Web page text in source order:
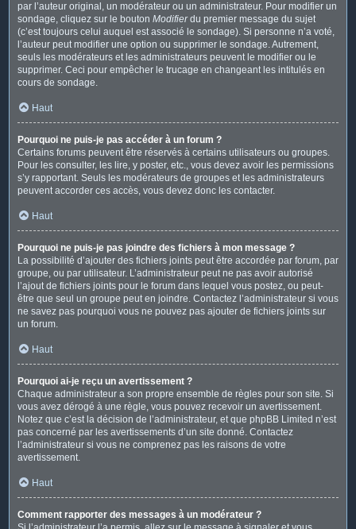
par l’auteur original, un modérateur ou un administrateur. Pour modifier un
sondage, cliquez sur le bouton Modifierdu premier message du sujet
(c’est toujours celui auquel est associé le sondage). Si personne n’a voté,
l’auteur peut modifier une option ou supprimer le sondage. Autrement,
seuls les modérateurs et les administrateurs peuvent le modifier ou le
supprimer. Ceci pour empêcher le trucage en changeant les intitulés en
cours de sondage.
Haut
Pourquoi ne puis-je pas accéder à un forum ?
Certains forums peuvent être réservés à certains utilisateurs ou groupes.
Pour les consulter, les lire, y poster, etc., vous devez avoir les permissions
s’y rapportant. Seuls les modérateurs de groupes et les administrateurs
peuvent accorder ces accès, vous devez donc les contacter.
Haut
Pourquoi ne puis-je pas joindre des fichiers à mon message ?
La possibilité d’ajouter des fichiers joints peut être accordée par forum, par
groupe, ou par utilisateur. L’administrateur peut ne pas avoir autorisé
l’ajout de fichiers joints pour le forum dans lequel vous postez, ou peut-
être que seul un groupe peut en joindre. Contactez l’administrateur si vous
ne savez pas pourquoi vous ne pouvez pas ajouter de fichiers joints sur
un forum.
Haut
Pourquoi ai-je reçu un avertissement ?
Chaque administrateur a son propre ensemble de règles pour son site. Si
vous avez dérogé à une règle, vous pouvez recevoir un avertissement.
Notez que c’est la décision de l’administrateur, et que phpBB Limited n’est
pas concerné par les avertissements d’un site donné. Contactez
l’administrateur si vous ne comprenez pas les raisons de votre
avertissement.
Haut
Comment rapporter des messages à un modérateur ?